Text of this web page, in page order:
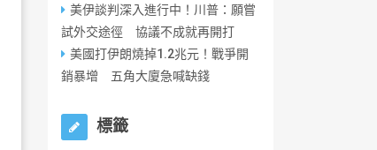
美伊談判深入進行中！川普：願嘗
試外交途徑 協議不成就再開打
美國打伊朗燒掉1.2兆元！戰爭開
銷暴增 五角大廈急喊缺錢
標籤